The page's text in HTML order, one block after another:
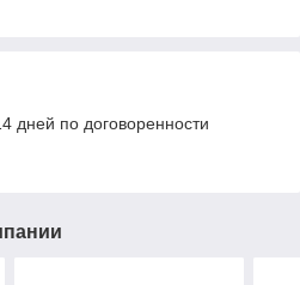
дней по договоренности